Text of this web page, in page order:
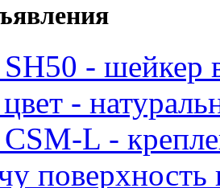
- шейкер
-
L -
поверхность